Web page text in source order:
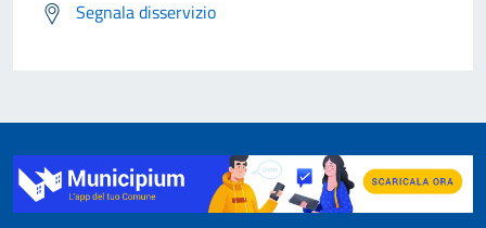
Segnala disservizio